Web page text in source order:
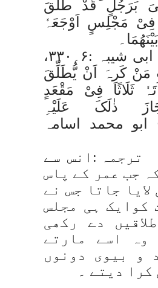
بَرَجُلٍ قَدْ طَلَّقَ
فِیْ مَجْلِسٍ اَوْجَعَہٗ
۔
(مصنف ابن ابی شیبہ :۶؍۳۳۰،
مَنْ کَرِہَ اَنْ یُّطَلِّقَ
ثَلَاثًا فِیْ مَقْعَدٍ
ذٰلَکَ عَلَیْہِ
ابو محمد اسامہ
ترجمہ :انس سے
جب عمر کے پاس
لایا جاتا جس نے
کوایک ہی مجلس
دے رکھی
وہ اسے مارتے
و بیوی دونوں
دیتے ۔